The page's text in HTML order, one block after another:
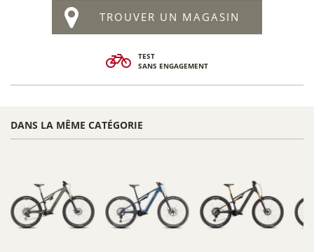
TROUVER UN MAGASIN
TEST
SANS ENGAGEMENT
DANS LA MÊME CATÉGORIE